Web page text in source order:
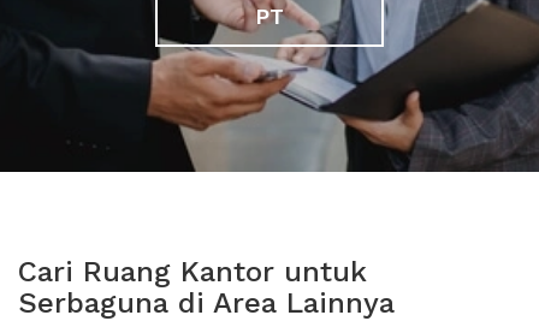
PT
Cari Ruang Kantor untuk
Serbaguna di Area Lainnya